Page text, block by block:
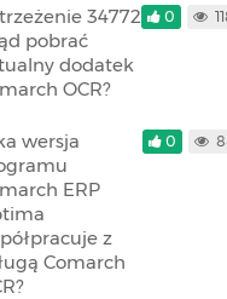
34772
pobrać
dodatek
OCR?
0
wersja
ERP
z
Comarch
0